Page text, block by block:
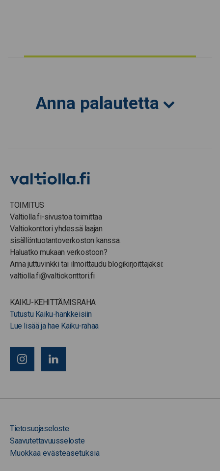
Anna palautetta
TOIMITUS
Valtiolla.fi-sivustoa toimittaa
Valtiokonttori yhdessä laajan
sisällöntuotantoverkoston kanssa.
Haluatko mukaan verkostoon?
Anna juttuvinkki tai ilmoittaudu blogikirjoittajaksi:
valtiolla.fi@valtiokonttori.fi
KAIKU-KEHITTÄMISRAHA
Tutustu Kaiku-hankkeisiin
Lue lisää ja hae Kaiku-rahaa
Tietosuojaseloste
Saavutettavuusseloste
Muokkaa evästeasetuksia